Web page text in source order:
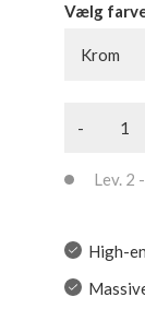
Vælg
Krom
-
Lev. 2
High-